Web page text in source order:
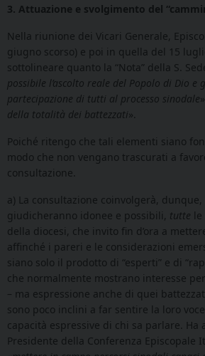
3. Attuazione e svolgimento del
Nella riunione dei Vicari Generale,
giugno scorso) e poi in quella del 15
sottolineare quanto la “Nota” della S.
possibile l’ascolto reale del Popolo di Dio e
partecipazione di tutti al processo sinodale
della totalità dei battezzati».
Poiché ritengo che tali elementi siano
modo che non vengano trascurati a
consultazione.
a) La consultazione coinvolgerà, dunque,
giudicheranno idonee e possibili, tutte
della diocesi, che invito fin d’ora a
affinché i pareri e le considerazioni
siano solo il prodotto di “esperti” e di
che normalmente mostrano interesse
– ma espressione anche di quei
sono poco inclini a far sentire la loro
capacità espressive di chi sa parlare. Ha
Presidente della Conferenza Episcopale